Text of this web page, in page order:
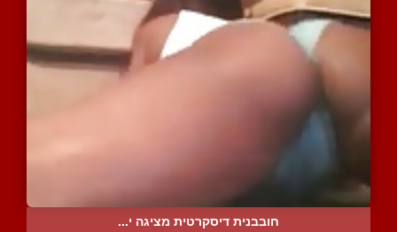
חובבנית דיסקרטית מציגה י...